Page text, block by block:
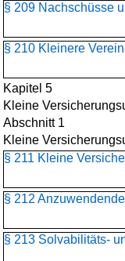
§ 209 Nachschüsse
§ 210 Kleinere
Kapitel 5
Kleine
Abschnitt 1
Kleine
§ 211 Kleine
§ 212
§ 213 Solvabilitäts-